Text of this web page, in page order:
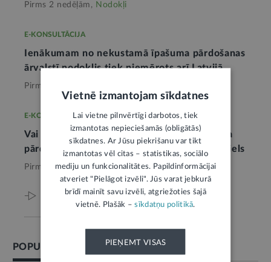
Pirms 2 nedēļām, Nodokļi
E-KONSULTĀCIJA
Ienākumam no nekustamā īpašuma pārdošanas
ārvalstī nodoklis tiek piemērots arī Latvijā
Pirms mēneša,
E-KONSULTĀCIJA
Vai jāmaksā nodoklis no nekustamā īpašuma
pārdošanas ienākuma, ja otrs īpašums ir neliels
Pirms 2 mēnešiem, Nodokļi
Viss par šo tēmu
POPULĀRĀKĀS TĒMAS
Vietnē izmantojam sīkdatnes
Lai vietne pilnvērtīgi darbotos, tiek
izmantotas nepieciešamās (obligātās)
sīkdatnes. Ar Jūsu piekrišanu var tikt
izmantotas vēl citas – statistikas, sociālo
mediju un funkcionalitātes. Papildinformācijai
atveriet "Pielāgot izvēli". Jūs varat jebkurā
brīdī mainīt savu izvēli, atgriežoties šajā
vietnē. Plašāk –sīkdatņu politikā.
PIEŅEMT VISAS